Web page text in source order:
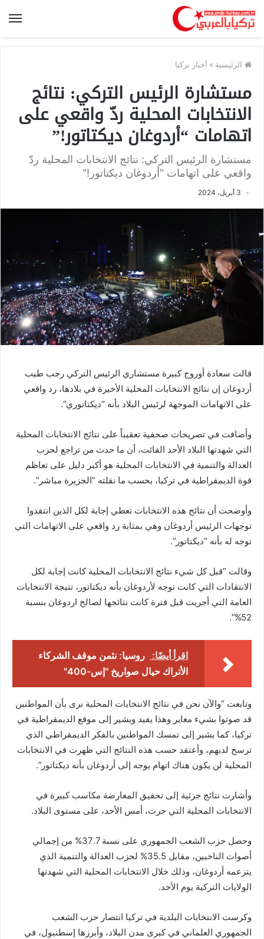
الرئيسية » أخبار تركيا
مستشارة الرئيس التركي: نتائج
الانتخابات المحلية ردّ واقعي على
اتهامات “أردوغان ديكتاتور!”
مستشارة الرئيس التركي: نتائج الانتخابات المحلية ردّ
واقعي على اتهامات "أردوغان ديكتاتور!"
3 أبريل، 2024
قالت سعادة أوروج كبيرة مستشاري الرئيس التركي رجب طيب
أردوغان إن نتائج الانتخابات المحلية الأخيرة في بلادها، رد واقعي
على الاتهامات الموجهة لرئيس البلاد بأنه “ديكتاتوري”.
وأضافت في تصريحات صحفية تعقيباً على نتائج الانتخابات المحلية
التي شهدتها البلاد الأحد الفائت، أن ما حدث من تراجع لحزب
العدالة والتنمية في الانتخابات المحلية هو أكبر دليل على تعاظم
قوة الديمقراطية في تركيا، بحسب ما نقلته “الجزيرة مباشر”.
وأوضحت أن نتائج هذه الانتخابات تعطي إجابة لكل الذين انتقدوا
توجهات الرئيس أردوغان وهي بمثابة رد واقعي على الاتهامات التي
توجه له بأنه “ديكتاتور”.
وقالت “قبل كل شيء نتائج الانتخابات المحلية كانت إجابة لكل
الانتقادات التي كانت توجه لأردوغان بأنه ديكتاتور، نتيجة الانتخابات
العامة التي أجريت قبل فترة كانت نتائجها لصالح اردوغان بنسبة
52%”.
اقرأ أيضًا:
روسيا: نثمن موقف الشركاء
الأتراك حيال صواريخ "إس-400"
وتابعت “‏والآن نحن في نتائج الانتخابات المحلية نرى بأن المواطنين
قد صوتوا بشيء مغاير وهذا يفيد ويشير إلى موقع الديمقراطية في
تركيا، كما يشير إلى تمسك المواطنين بالفكر الديمقراطي الذي
ترسخ لديهم، وأعتقد حسب هذه النتائج التي ظهرت في الانتخابات
المحلية لن يكون هناك اتهام يوجه إلى أردوغان بأنه ديكتاتور”.
وأشارت نتائج جزئية إلى تحقيق المعارضة مكاسب كبيرة في
الانتخابات المحلية التي جرت، أمس الأحد، على مستوى البلاد.
وحصل حزب الشعب الجمهوري على نسبة 37.7% من إجمالي
أصوات الناخبين، مقابل 35.5% لحزب العدالة والتنمية الذي
يتزعمه أردوغان، وذلك خلال الانتخابات المحلية التي شهدتها
الولايات التركية يوم الأحد.
وكرست الانتخابات البلدية في تركيا انتصار حزب الشعب
الجمهوري العلماني في كبرى مدن البلاد، وأبرزها إسطنبول، في